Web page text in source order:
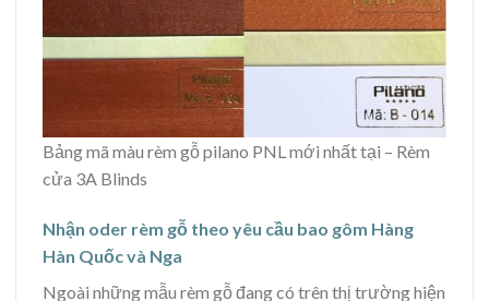
Bảng mã màu rèm gỗ pilano PNL mới nhất tại – Rèm
cửa 3A Blinds
Nhận oder rèm gỗ theo yêu cầu bao gôm Hàng
Hàn Quốc và Nga
Ngoài những mẫu rèm gỗ đang có trên thị trường hiện